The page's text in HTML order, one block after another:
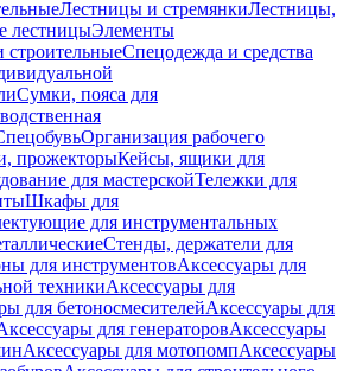
Лестницы и стремянкиЛестницы,
лестницыЭлементы
Спецодежда и средства
Сумки, пояса для
Организация рабочего
прожекторыКейсы, ящики для
для мастерскойТележки для
Шкафы для
для инструментальных
Стенды, держатели для
для инструментовАксессуары для
техникиАксессуары для
для бетоносмесителейАксессуары для
для генераторовАксессуары
Аксессуары для мотопомпАксессуары